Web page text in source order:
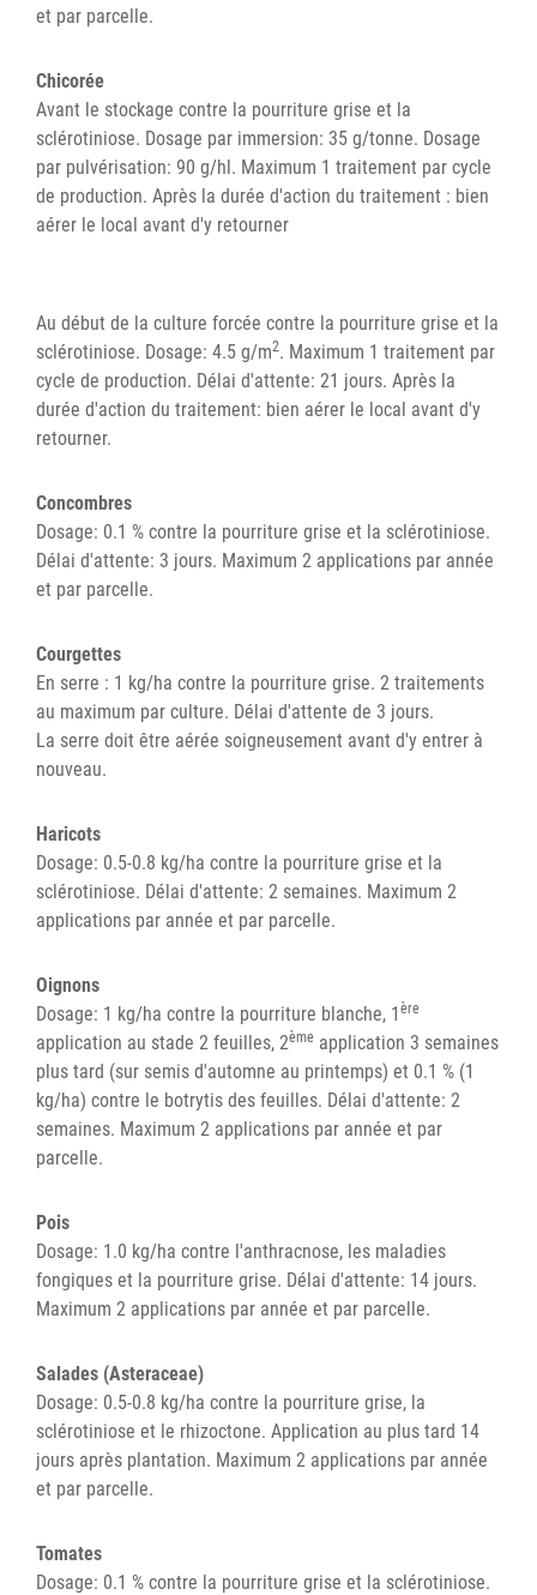
et par parcelle.
Chicorée
Avant le stockage contre la pourriture grise et la
sclérotiniose. Dosage par immersion: 35 g/tonne. Dosage
par pulvérisation: 90 g/hl. Maximum 1 traitement par cycle
de production. Après la durée d'action du traitement : bien
aérer le local avant d'y retourner
Au début de la culture forcée contre la pourriture grise et la
sclérotiniose. Dosage: 4.5 g/m2. Maximum 1 traitement par
cycle de production. Délai d'attente: 21 jours. Après la
durée d'action du traitement: bien aérer le local avant d'y
retourner.
Concombres
Dosage: 0.1 % contre la pourriture grise et la sclérotiniose.
Délai d'attente: 3 jours. Maximum 2 applications par année
et par parcelle.
Courgettes
En serre : 1 kg/ha contre la pourriture grise. 2 traitements
au maximum par culture. Délai d'attente de 3 jours.
La serre doit être aérée soigneusement avant d'y entrer à
nouveau.
Haricots
Dosage: 0.5-0.8 kg/ha contre la pourriture grise et la
sclérotiniose. Délai d'attente: 2 semaines. Maximum 2
applications par année et par parcelle.
Oignons
Dosage: 1 kg/ha contre la pourriture blanche, 1 ère
application au stade 2 feuilles, 2ème application 3 semaines
plus tard (sur semis d'automne au printemps) et 0.1 % (1
kg/ha) contre le botrytis des feuilles. Délai d'attente: 2
semaines. Maximum 2 applications par année et par
parcelle.
Pois
Dosage: 1.0 kg/ha contre l'anthracnose, les maladies
fongiques et la pourriture grise. Délai d'attente: 14 jours.
Maximum 2 applications par année et par parcelle.
Salades (Asteraceae)
Dosage: 0.5-0.8 kg/ha contre la pourriture grise, la
sclérotiniose et le rhizoctone. Application au plus tard 14
jours après plantation. Maximum 2 applications par année
et par parcelle.
Tomates
Dosage: 0.1 % contre la pourriture grise et la sclérotiniose.